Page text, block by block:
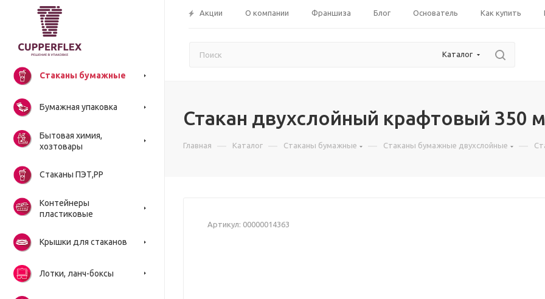
Акции О компании Франшиза Блог Основатель Как купить
Каталог
Стаканы бумажные
Бумажная упаковка
Бытовая химия,
хозтовары
Стаканы ПЭТ,РР
Контейнеры
пластиковые
Крышки для стаканов
Лотки, ланч-боксы
Стакан двухслойный крафтовый 350
Главная — Каталог — Стаканы бумажные — Стаканы бумажные двухслойные —
Артикул: 00000014363